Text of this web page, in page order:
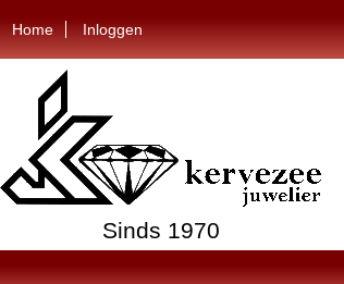
Home Inloggen
Sinds 1970